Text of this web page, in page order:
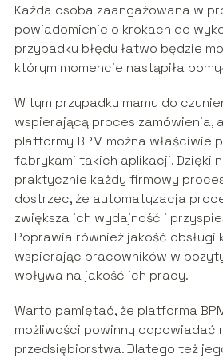
Każda osoba zaangażowana w
powiadomienie o krokach do
przypadku błędu łatwo będzie
którym momencie nastąpiła
W tym przypadku mamy do
wspierającą proces zamówienia,
platformy BPM można właściwie
fabrykami takich aplikacji. Dzięki
praktycznie każdy firmowy
dostrzec, że automatyzacja
zwiększa ich wydajność i
Poprawia również jakość obsługi
wspierając pracowników w
wpływa na jakość ich pracy.
Warto pamiętać, że platforma
możliwości powinny odpowiadać
przedsiębiorstwa. Dlatego też